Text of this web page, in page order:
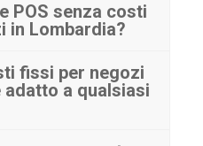
POS senza costi
in Lombardia?
fissi per negozi
adatto a qualsiasi